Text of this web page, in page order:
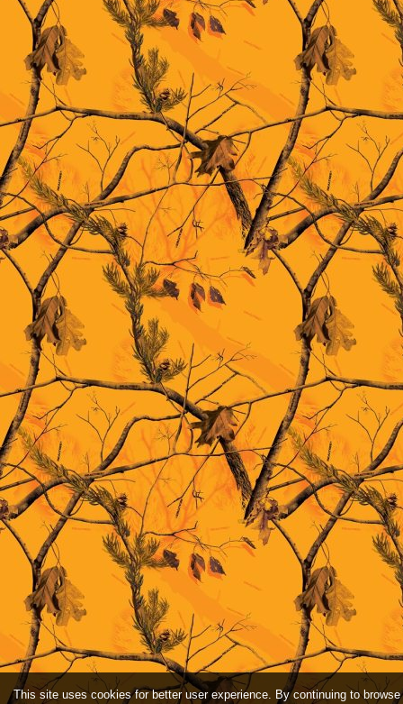
This site uses cookies for better user experience. By continuing to